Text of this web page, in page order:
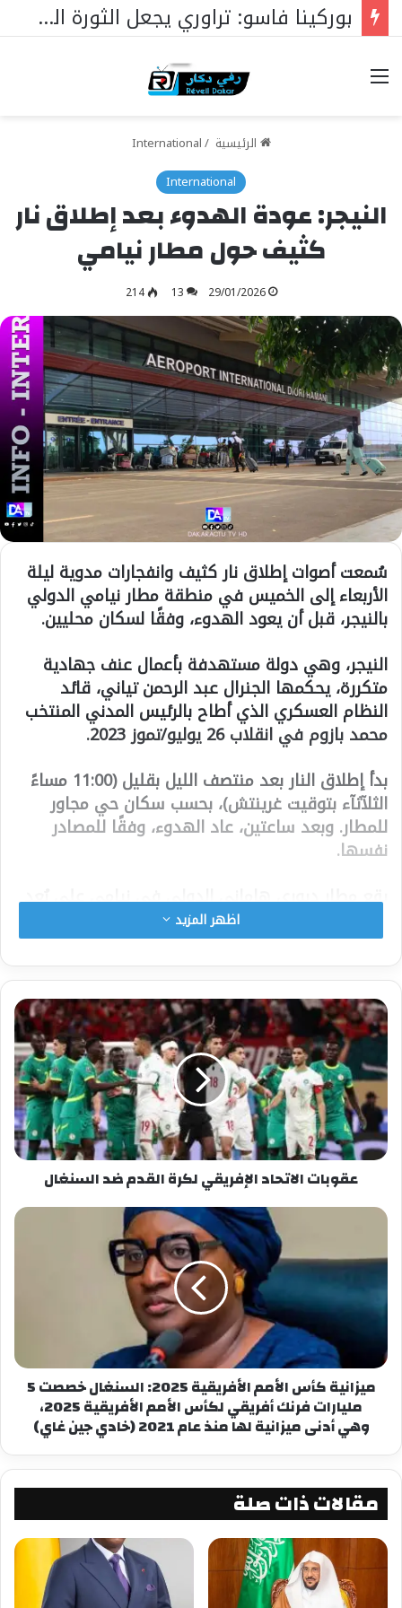
بوركينا فاسو: تراوري يجعل الثورة الشعبية التقدمية بوصلة السيادة
خيارات
الرئيسية /
International
International
النيجر: عودة الهدوء بعد إطلاق نار
كثيف حول مطار نيامي
29/01/2026
13
214
سُمعت أصوات إطلاق نار كثيف وانفجارات مدوية ليلة
الأربعاء إلى الخميس في منطقة مطار نيامي الدولي
بالنيجر، قبل أن يعود الهدوء، وفقًا لسكان محليين.
النيجر، وهي دولة مستهدفة بأعمال عنف جهادية
متكررة، يحكمها الجنرال عبد الرحمن تياني، قائد
النظام العسكري الذي أطاح بالرئيس المدني المنتخب
محمد بازوم في انقلاب 26 يوليو/تموز 2023.
بدأ إطلاق النار بعد منتصف الليل بقليل (11:00 مساءً
الثلآثآء بتوقيت غرينتش)، بحسب سكان حي مجاور
للمطار. وبعد ساعتين، عاد الهدوء، وفقًا للمصادر
نفسها.
يقع مطار ديوري هاماني الدولي في نيامي على بُعد
حوالي عشرة كيلومترات من القصر الرئاسي النيجري،
ويضم قاعدةً للقوات الجوية النيجرية، وقاعدةً حديثةً
للطائرات المسيّرة، ومقر قيادة القوة الموحدة التي
أنشأتها النيجر وبوركينا فاسو ومالي لمكافحة
الجماعات الجهادية التي ابتليت بها الدول الثلاث.
لم يُعرف سبب تبادل إطلاق النار ليلة الأربعاء حتى
صباح الخميس، لكن لقطاتٍ صوّرها سكانٌ بالقرب من
المطار أظهرت آثارًا طويلةً مضيئةً في السماء
المظلمة، ما يُشير إلى وجود دفاعاتٍ جوية، ربما ضد
الطائرات المسيّرة.
وأظهرت صورٌ أخرى، لم تتمكن وكالة فرانس برس من
التحقق منها بشكلٍ مستقل، ألسنةَ لهبٍ بارتفاع عدة
أمتار وسياراتٍ محترقة.
ولم تتوفر أي إحصائياتٍ عن الخسائر البشرية ليلة
الأربعاء حتى صباح الخميس.
“دافعوا عن الوطن”
وبينما بدا أن الهدوء قد عاد حوالي الساعة الثانية
صباحًا (الواحدة صباحًا بتوقيت غرينتش)، دعا أنصار
النظام العسكري الناس إلى النزول إلى شوارع
العاصمة “للدفاع عن الوطن”.
أفاد سكانٌ بالقرب من المطار بسماع صفارات سيارات
الإطفاء وهي تتجه نحوه.
ووفقًا لحساب التحليلات “برانت” على موقع “إكس”، تم
تحويل مسار طائرة ركاب قادمة من الجزائر العاصمة،
اظهر المزيد
عقوبات الاتحاد الإفريقي لكرة القدم ضد السنغال
ميزانية كأس الأمم الأفريقية 2025: السنغال خصصت 5
مليارات فرنك أفريقي لكأس الأمم الأفريقية 2025،
وهي أدنى ميزانية لها منذ عام 2021 (خادي جين غاي)
مقالات ذات صلة